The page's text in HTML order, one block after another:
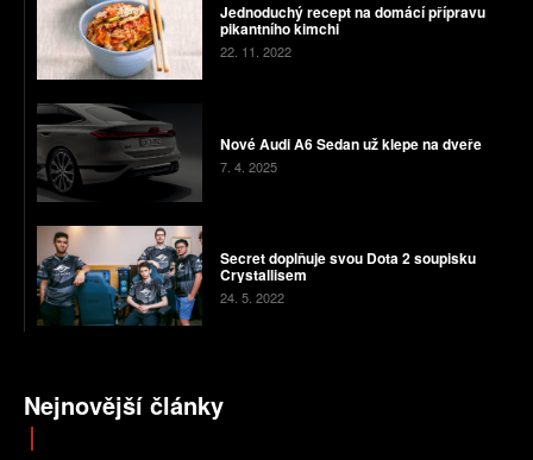
Jednoduchý recept na domácí přípravu
pikantního kimchi
22. 11. 2022
Nové Audi A6 Sedan už klepe na dveře
7. 4. 2025
Secret doplňuje svou Dota 2 soupisku
Crystallisem
24. 5. 2022
Nejnovější články